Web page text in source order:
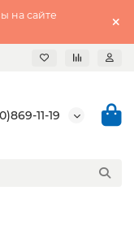
на сайте
11-19